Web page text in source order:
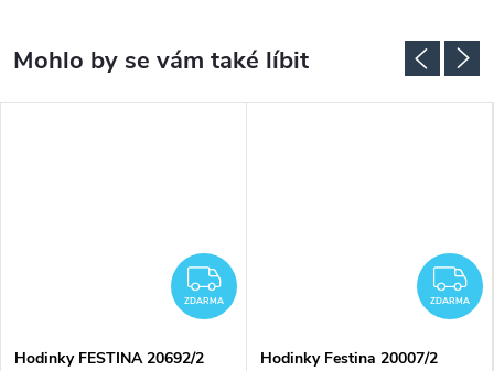
ZDARMA
ZDARMA
Hodinky FESTINA 20692/2
ZDARMA
Hodinky Festina 20007/2